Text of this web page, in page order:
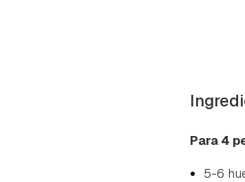
Para 4
5-6